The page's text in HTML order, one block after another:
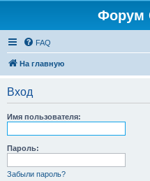
Форум
FAQ
На главную
Вход
Имя пользователя:
Пароль:
Забыли пароль?